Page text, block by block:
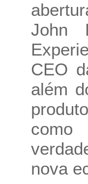
John
CEO
além
como
nova